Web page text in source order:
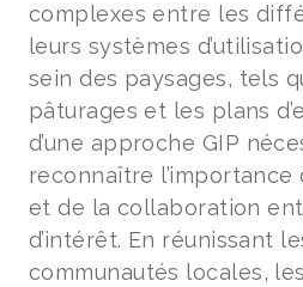
complexes entre les
leurs systèmes
sein des paysages, tels
pâturages et les plans
d’une approche GIP
reconnaître
et de la collaboration
d’intérêt. En réunissant
communautés locales,